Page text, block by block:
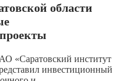
области
«Саратовский институт
инвестиционный